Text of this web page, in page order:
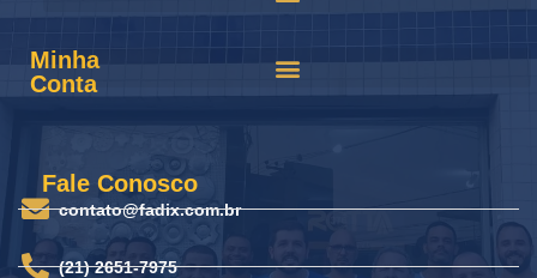
Minha
Conta
Fale Conosco
contato@fadix.com.br
(21) 2651-7975